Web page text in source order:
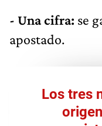
- Una cifra: se
apostado.
Los tres